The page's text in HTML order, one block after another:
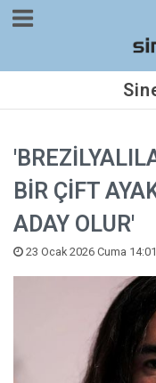
BİR ÇİFT
ADAY OLUR'
23 Ocak 2026 Cuma 14:01